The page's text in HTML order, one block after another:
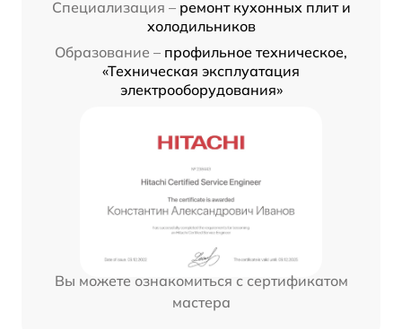
Специализация – ремонт кухонных плит и
холодильников
Образование – профильное техническое,
«Техническая эксплуатация
электрооборудования»
Вы можете ознакомиться с сертификатом
мастера